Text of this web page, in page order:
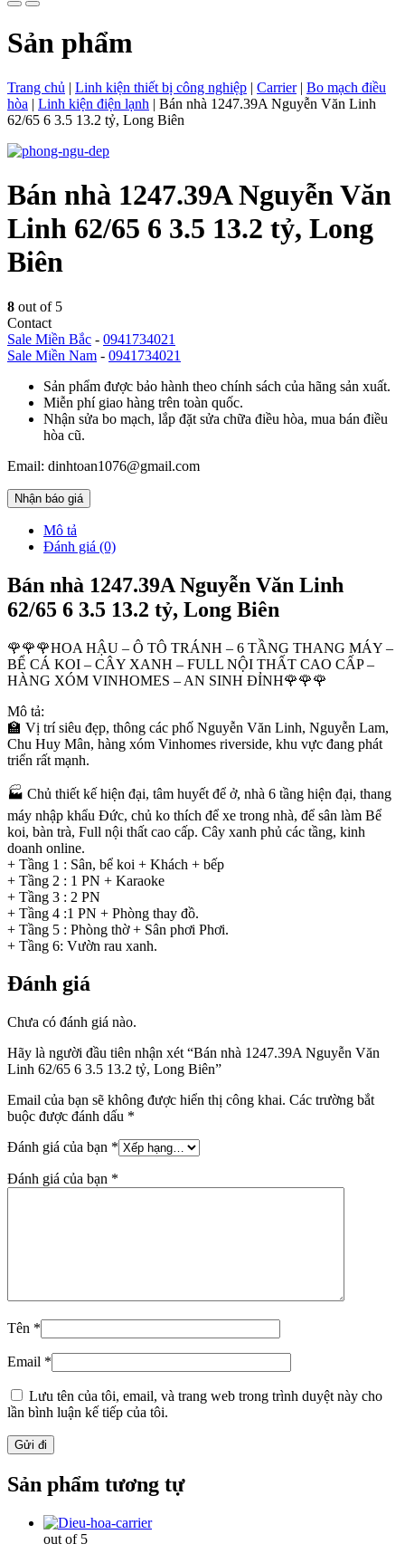
Sản phẩm
Trang chủ | Linh kiện thiết bị công nghiệp | Carrier| Bo mạch điều
hòa | Linh kiện điện lạnh | Bán nhà 1247.39A Nguyễn Văn Linh
62/65 6 3.5 13.2 tỷ, Long Biên
Bán nhà 1247.39A Nguyễn Văn
Linh 62/65 6 3.5 13.2 tỷ, Long
Biên
8 out of 5
Contact
Sale Miền Bắc - 0941734021
Sale Miền Nam - 0941734021
Sản phẩm được bảo hành theo chính sách của hãng sản xuất.
Miễn phí giao hàng trên toàn quốc.
Nhận sửa bo mạch, lắp đặt sửa chữa điều hòa, mua bán điều
hòa cũ.
Email: dinhtoan1076@gmail.com
Nhận báo giá
Mô tả
Đánh giá (0)
Bán nhà 1247.39A Nguyễn Văn Linh
62/65 6 3.5 13.2 tỷ, Long Biên
🌹🌹🌹HOA HẬU – Ô TÔ TRÁNH – 6 TẦNG THANG MÁY –
BỂ CÁ KOI – CÂY XANH – FULL NỘI THẤT CAO CẤP –
HÀNG XÓM VINHOMES – AN SINH ĐỈNH🌹🌹🌹
Mô tả:
🏫 Vị trí siêu đẹp, thông các phố Nguyễn Văn Linh, Nguyễn Lam,
Chu Huy Mân, hàng xóm Vinhomes riverside, khu vực đang phát
triển rất mạnh.
🏭 Chủ thiết kế hiện đại, tâm huyết để ở, nhà 6 tầng hiện đại, thang
máy nhập khẩu Đức, chủ ko thích để xe trong nhà, để sân làm Bể
koi, bàn trà, Full nội thất cao cấp. Cây xanh phủ các tầng, kinh
doanh online.
+ Tầng 1 : Sân, bể koi + Khách + bếp
+ Tầng 2 : 1 PN + Karaoke
+ Tầng 3 : 2 PN
+ Tầng 4 :1 PN + Phòng thay đồ.
+ Tầng 5 : Phòng thờ + Sân phơi Phơi.
+ Tầng 6: Vườn rau xanh.
Đánh giá
Chưa có đánh giá nào.
Hãy là người đầu tiên nhận xét “Bán nhà 1247.39A Nguyễn Văn
Linh 62/65 6 3.5 13.2 tỷ, Long Biên”
Email của bạn sẽ không được hiển thị công khai. Các trường bắt
buộc được đánh dấu *
Đánh giá của bạn *
Đánh giá của bạn *
Tên *
Email *
Lưu tên của tôi, email, và trang web trong trình duyệt này cho
lần bình luận kế tiếp của tôi.
Sản phẩm tương tự
out of 5